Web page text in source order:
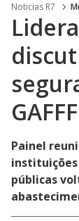
Noticias R7
Painel
públicas